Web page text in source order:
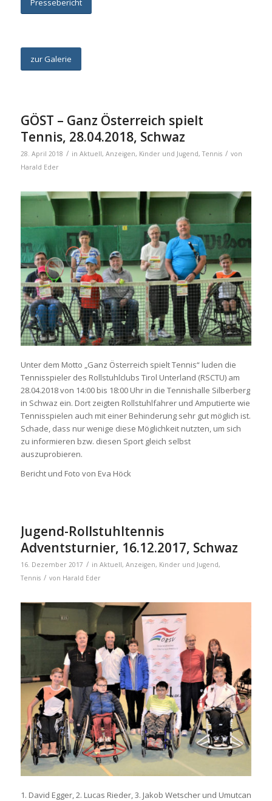
Pressebericht
zur Galerie
GÖST – Ganz Österreich spielt
Tennis, 28.04.2018, Schwaz
28. April 2018 / in Aktuell, Anzeigen, Kinder und Jugend,Tennis / von
Harald Eder
Unter dem Motto „Ganz Österreich spielt Tennis“ luden die
Tennisspieler des Rollstuhlclubs Tirol Unterland (RSCTU) am
28.04.2018 von 14:00 bis 18:00 Uhr in die Tennishalle Silberberg
in Schwaz ein. Dort zeigten Rollstuhlfahrer und Amputierte wie
Tennisspielen auch mit einer Behinderung sehr gut möglich ist.
Schade, dass nur wenige diese Möglichkeit nutzten, um sich
zu informieren bzw. diesen Sport gleich selbst
auszuprobieren.
Bericht und Foto von Eva Höck
Jugend-Rollstuhltennis
Adventsturnier, 16.12.2017, Schwaz
16. Dezember 2017 / in Aktuell, Anzeigen, Kinder und Jugend,
Tennis / von Harald Eder
1. David Egger, 2. Lucas Rieder, 3. Jakob Wetscher und Umutcan